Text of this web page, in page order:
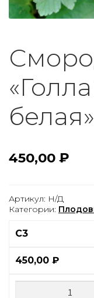
белая»
450,00 ₽
Артикул: Н/Д
Категории:
С3
450,00 ₽